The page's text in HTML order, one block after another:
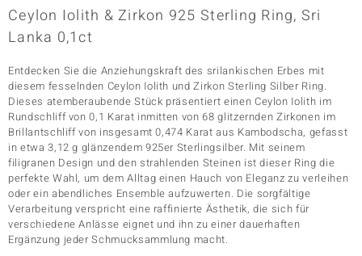
Classics
Ceylon Iolith & Zirkon 925 Sterling Ring, Sri
Lanka 0,1ct
Entdecken Sie die Anziehungskraft des srilankischen Erbes mit
diesem fesselnden Ceylon Iolith und Zirkon Sterling Silber Ring.
Dieses atemberaubende Stück präsentiert einen Ceylon Iolith im
Rundschliff von 0,1 Karat inmitten von 68 glitzernden Zirkonen im
Brillantschliff von insgesamt 0,474 Karat aus Kambodscha, gefasst
in etwa 3,12 g glänzendem 925er Sterlingsilber. Mit seinem
filigranen Design und den strahlenden Steinen ist dieser Ring die
perfekte Wahl, um dem Alltag einen Hauch von Eleganz zu verleihen
oder ein abendliches Ensemble aufzuwerten. Die sorgfältige
Verarbeitung verspricht eine raffinierte Ästhetik, die sich für
verschiedene Anlässe eignet und ihn zu einer dauerhaften
Ergänzung jeder Schmucksammlung macht.